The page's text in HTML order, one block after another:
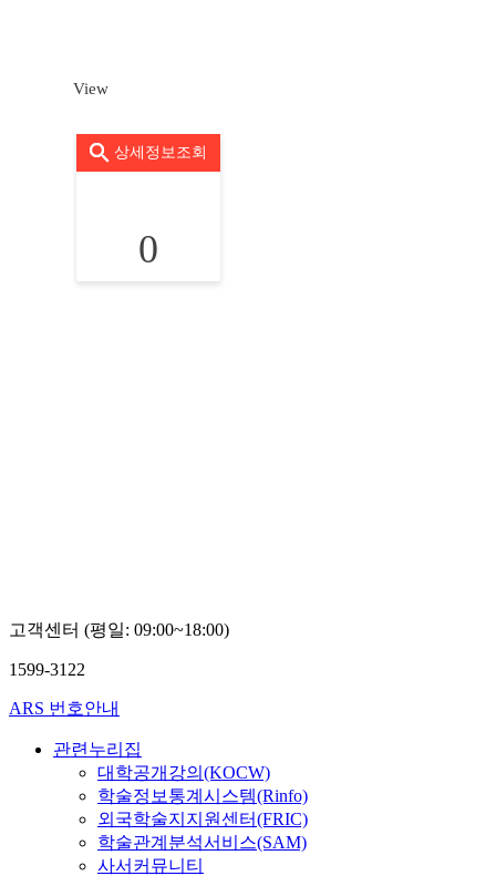
View
상세정보조회
0
고객센터 (평일: 09:00~18:00)
1599-3122
ARS 번호안내
관련누리집
대학공개강의(KOCW)
학술정보통계시스템(Rinfo)
외국학술지지원센터(FRIC)
학술관계분석서비스(SAM)
사서커뮤니티